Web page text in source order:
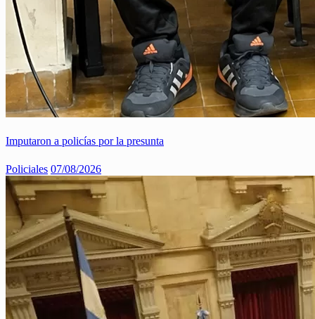
Imputaron a policías por la presunta
Policiales 07/08/2026